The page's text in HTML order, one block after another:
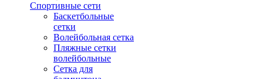
Спортивные сети
Баскетбольные
сетки
Волейбольная сетка
Пляжные сетки
волейбольные
Сетка для